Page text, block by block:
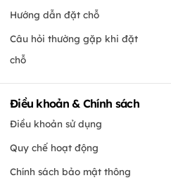
Hướng dẫn đặt chỗ
Câu hỏi thường gặp khi đặt
chỗ
Điều khoản & Chính sách
Điều khoản sử dụng
Quy chế hoạt động
Chính sách bảo mật thông